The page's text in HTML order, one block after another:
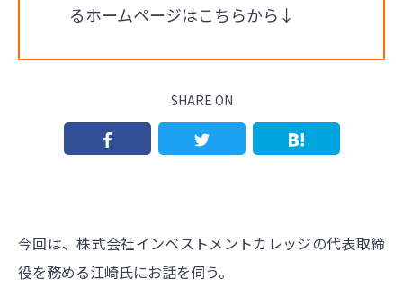
るホームページはこちらから↓
SHARE ON
今回は、株式会社インベストメントカレッジの代表取締
役を務める江崎氏にお話を伺う。